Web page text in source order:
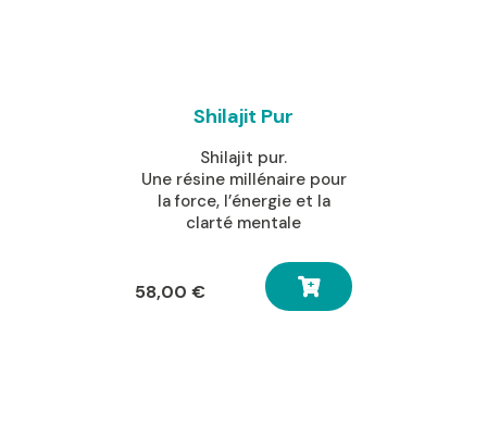
Shilajit Pur
Shilajit pur.
Une résine millénaire pour
la force, l’énergie et la
clarté mentale
58,00 €